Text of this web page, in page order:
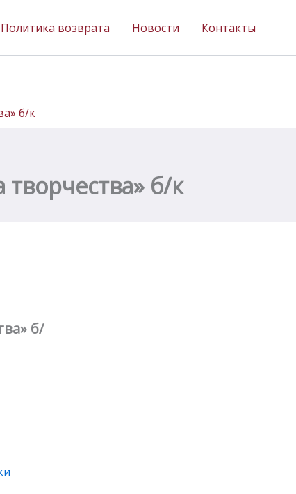
Политика возврата Новости Контакты
б/к
б/к
б/